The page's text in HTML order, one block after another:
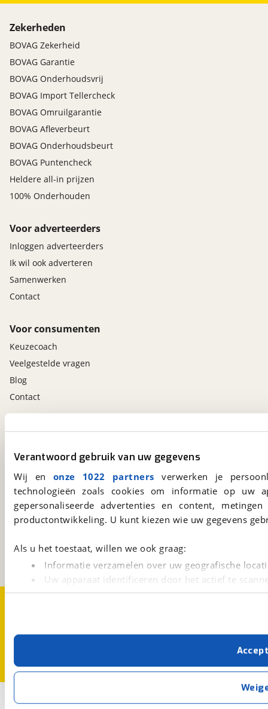
Verantwoord gebruik van uw gegevens
Wij en onze 1022 partners verwerken je
technologieën zoals cookies om informatie op
gepersonaliseerde advertenties en content,
productontwikkeling. U kunt kiezen wie uw gegevens
Als u het toestaat, willen we ook graag:
Informatie verzamelen over uw geografische
Uw apparaat identificeren door het actief te
Lees meer over hoe uw persoonlijke gegevens worden
Met cookies en vergelijkbare technieken zorgen we
cookies zorgen ervoor dat de website goed werkt.
verbeteren. We tonen je graag relevante advertenties
buiten onze website volgt – uiteraard op
. Als je weigert, plaatsen we alleen
Opslaan
Zekerheden
BOVAG Zekerheid
BOVAG Garantie
BOVAG Onderhoudsvrij
BOVAG Import Tellercheck
BOVAG Omruilgarantie
BOVAG Afleverbeurt
BOVAG Onderhoudsbeurt
BOVAG Puntencheck
Heldere all-in prijzen
100% Onderhouden
Voor adverteerders
Inloggen adverteerders
Ik wil ook adverteren
Samenwerken
Contact
Voor consumenten
Keuzecoach
Veelgestelde vragen
Blog
Contact
viaBOVAG.nl
Kosterijland 15
Een initiatief van
BOVAG
viaBOVAG.nl app
Altijd het meest recente aanbod bij de hand.
Download 'm nu.